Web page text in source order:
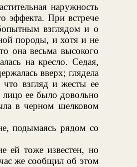
наружность
эффекта. При встрече
взглядом и о
породы, и хотя и не
она весьма высокого
на кресло. Седая,
вверх; глядела
взгляд и жесты ее
лицо ее было довольно
в черном шелковом
подымаясь рядом со
ей тоже известен, но
же сообщил об этом